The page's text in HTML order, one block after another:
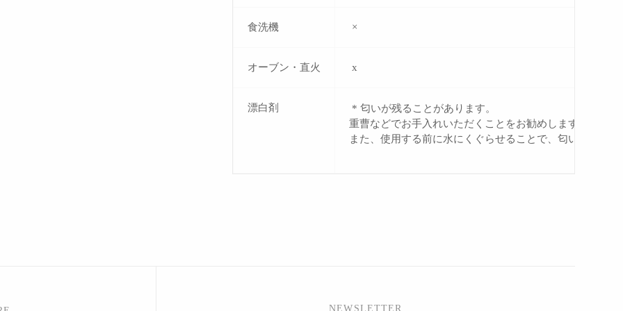
食洗機 ×
オーブン・直火 x
漂白剤
* 匂いが残ることがあります。
重曹などでお手入れいただくことをお勧めします。
また、使用する前に水にくぐらせることで、匂い残りや
NEWSLETTER